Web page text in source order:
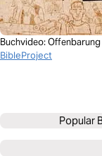
Buchvideo: Offenbarung
BibleProject
Popular